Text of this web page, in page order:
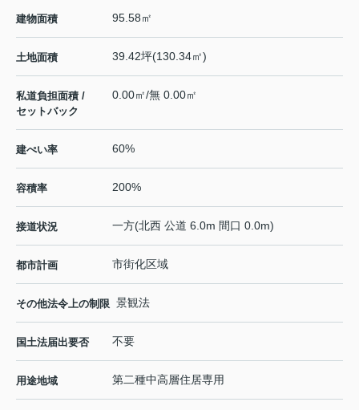
建物面積 95.58㎡
土地面積 39.42坪(130.34㎡)
私道負担面積 /
セットバック
0.00㎡/無 0.00㎡
建ぺい率 60%
容積率 200%
接道状況 一方(北西 公道 6.0m 間口 0.0m)
都市計画 市街化区域
その他法令上の制限 景観法
国土法届出要否 不要
用途地域 第二種中高層住居専用